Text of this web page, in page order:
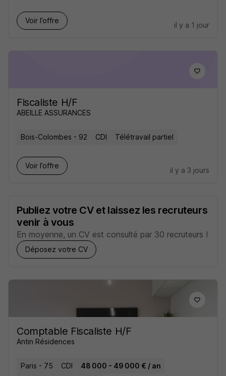
Voir l’offre
il y a 1 jour
Fiscaliste H/F
ABEILLE ASSURANCES
Bois-Colombes - 92 CDI Télétravail partiel
Voir l’offre
il y a 3 jours
Publiez votre CV et laissez les recruteurs
venir à vous
En moyenne, un CV est consulté par 30 recruteurs !
Déposez votre CV
Comptable Fiscaliste H/F
Antin Résidences
Paris - 75 CDI
48 000 - 49 000 € / an